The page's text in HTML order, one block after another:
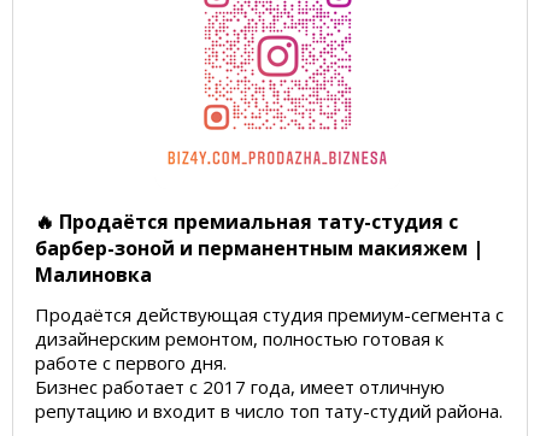
🔥 Продаётся премиальная тату-студия с
барбер-зоной и перманентным макияжем |
Малиновка
Продаётся действующая студия премиум-сегмента с
дизайнерским ремонтом, полностью готовая к
работе с первого дня.
Бизнес работает с 2017 года, имеет отличную
репутацию и входит в число топ тату-студий района.